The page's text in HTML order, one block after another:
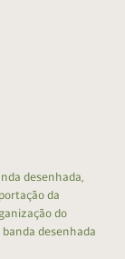
desenhada,
da
do
banda desenhada